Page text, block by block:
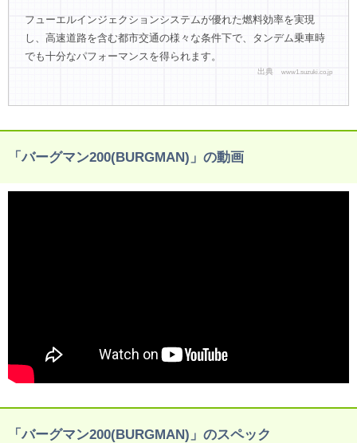
フューエルインジェクションシステムが優れた燃料効率を実現
し、高速道路を含む都市交通の様々な条件下で、タンデム乗車時
でも十分なパフォーマンスを得られます。
出典 www1.suzuki.co.jp
「バーグマン200(BURGMAN)」の動画
「バーグマン200(BURGMAN)」のスペック